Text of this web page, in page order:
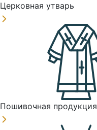
Церковная утварь
Пошивочная продукция